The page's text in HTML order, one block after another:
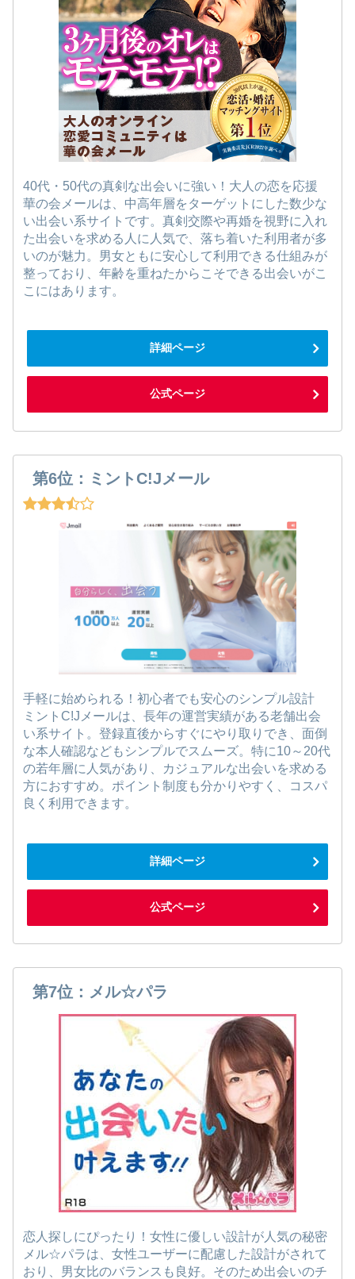
40代・50代の真剣な出会いに強い！大人の恋を応援
華の会メールは、中高年層をターゲットにした数少な
い出会い系サイトです。真剣交際や再婚を視野に入れ
た出会いを求める人に人気で、落ち着いた利用者が多
いのが魅力。男女ともに安心して利用できる仕組みが
整っており、年齢を重ねたからこそできる出会いがこ
こにはあります。
詳細ページ
公式ページ
第6位：ミントC!Jメール
手軽に始められる！初心者でも安心のシンプル設計
ミントC!Jメールは、長年の運営実績がある老舗出会
い系サイト。登録直後からすぐにやり取りでき、面倒
な本人確認などもシンプルでスムーズ。特に10～20代
の若年層に人気があり、カジュアルな出会いを求める
方におすすめ。ポイント制度も分かりやすく、コスパ
良く利用できます。
詳細ページ
公式ページ
第7位：メル☆パラ
恋人探しにぴったり！女性に優しい設計が人気の秘密
メル☆パラは、女性ユーザーに配慮した設計がされて
おり、男女比のバランスも良好。そのため出会いのチ